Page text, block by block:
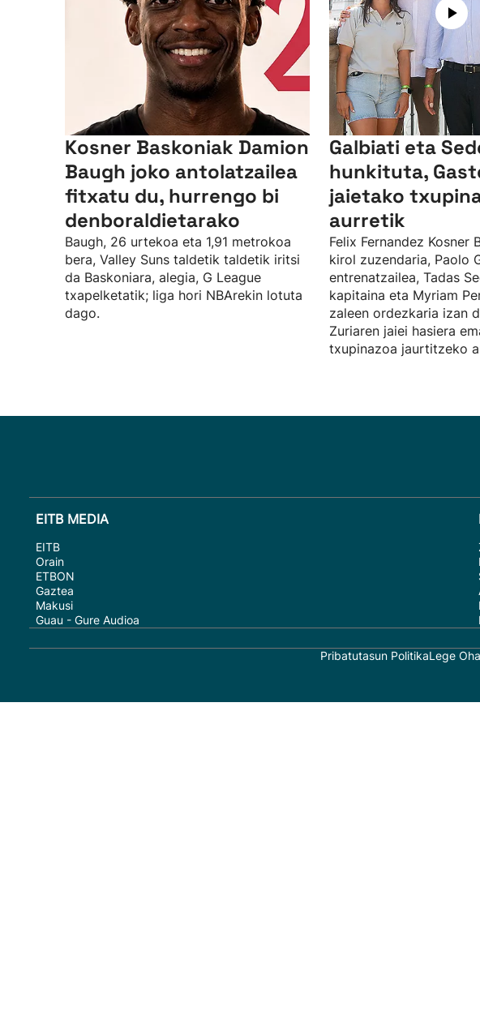
Kosner Baskoniak Damion
Baugh joko antolatzailea
fitxatu du, hurrengo bi
denboraldietarako
Baugh, 26 urtekoa eta 1,91 metrokoa
bera, Valley Suns taldetik taldetik iritsi
da Baskoniara, alegia, G League
txapelketatik; liga hori NBArekin lotuta
dago.
Galbiati eta
hunkituta,
jaietako
aurretik
Felix Fernandez Kosner
kirol zuzendaria, Paolo
entrenatzailea, Tadas
kapitaina eta Myriam
zaleen ordezkaria izan
Zuriaren jaiei hasiera
txupinazoa jaurtitzeko
EITB MEDIA
EITB
Orain
ETBON
Gaztea
Makusi
Guau - Gure Audioa
Pribatutasun PolitikaLege